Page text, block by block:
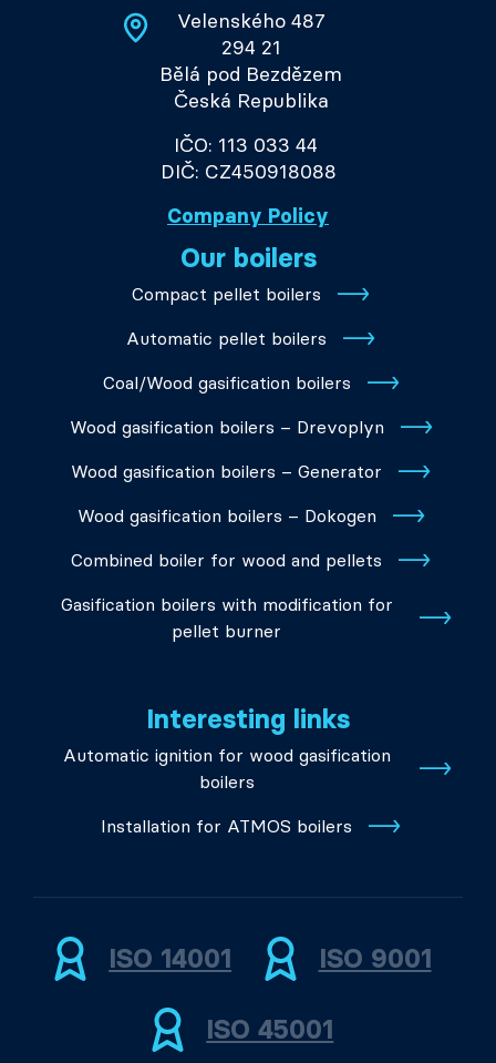
Velenského 487
294 21
Bělá pod Bezdězem
Česká Republika
IČO: 113 033 44
DIČ: CZ450918088
Company Policy
Our boilers
Compact pellet boilers
Automatic pellet boilers
Coal/Wood gasification boilers
Wood gasification boilers – Drevoplyn
Wood gasification boilers – Generator
Wood gasification boilers – Dokogen
Combined boiler for wood and pellets
Gasification boilers with modification for
pellet burner
Interesting links
Automatic ignition for wood gasification
boilers
Installation for ATMOS boilers
ISO 14001 ISO 9001
ISO 45001